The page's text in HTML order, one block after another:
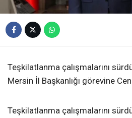
Teşkilatlanma çalışmalarını
Mersin İl Başkanlığı görevine
Teşkilatlanma çalışmalarını